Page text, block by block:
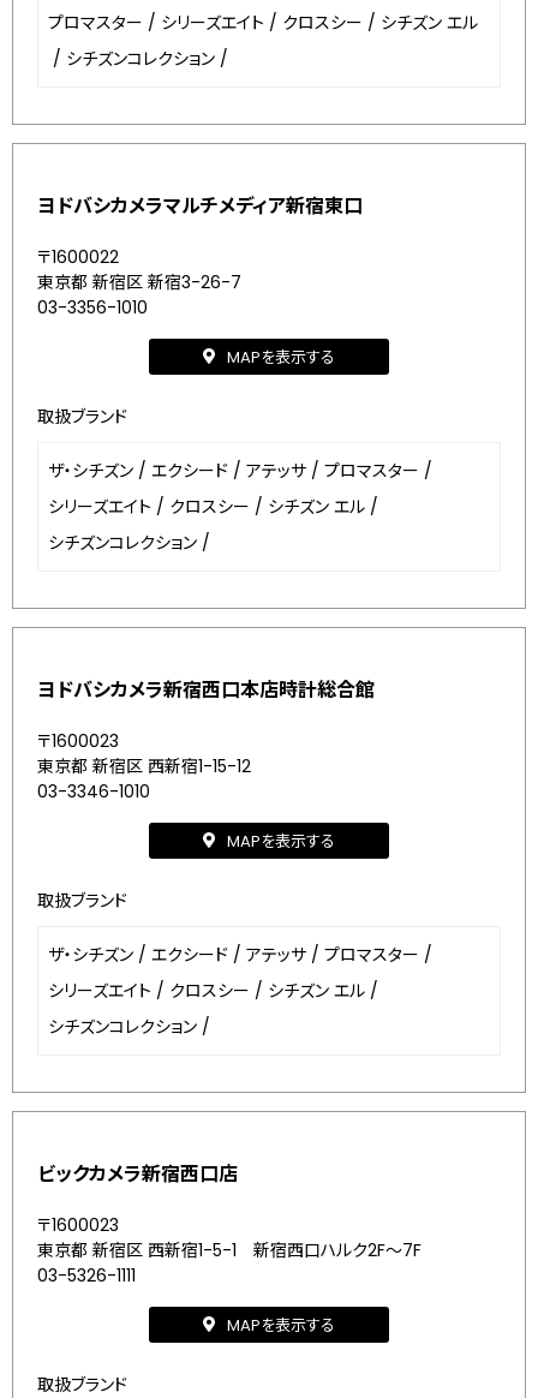
プロマスター / シリーズエイト / クロスシー / シチズン エル
/ シチズンコレクション /
ヨドバシカメラマルチメディア新宿東口
〒1600022
東京都 新宿区 新宿3-26-7
03-3356-1010
MAPを表示する
取扱ブランド
ザ・シチズン / エクシード / アテッサ / プロマスター /
シリーズエイト / クロスシー / シチズン エル /
シチズンコレクション /
ヨドバシカメラ新宿西口本店時計総合館
〒1600023
東京都 新宿区 西新宿1-15-12
03-3346-1010
MAPを表示する
取扱ブランド
ザ・シチズン / エクシード / アテッサ / プロマスター /
シリーズエイト / クロスシー / シチズン エル /
シチズンコレクション /
ビックカメラ新宿西口店
〒1600023
東京都 新宿区 西新宿1-5-1 新宿西口ハルク2F～7F
03-5326-1111
MAPを表示する
取扱ブランド